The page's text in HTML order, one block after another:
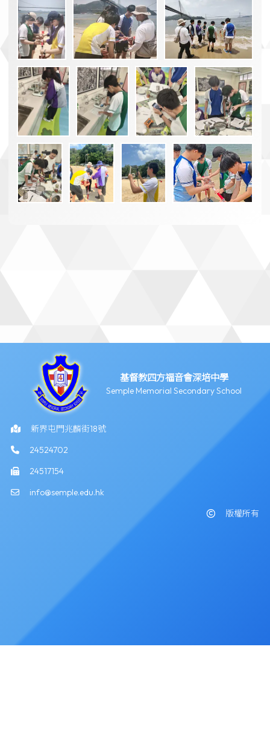
基督教四方福音會深培中學
Semple Memorial Secondary School
新界屯門兆麟街18號
24524702
24517154
info@semple.edu.hk
版權所有